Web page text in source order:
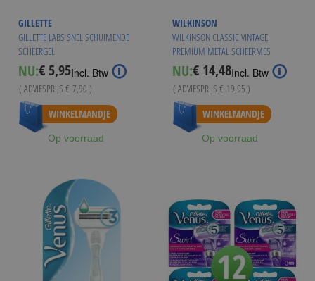
GILLETTE
GILLETTE LABS SNEL SCHUIMENDE
SCHEERGEL
NU:Special
Price
€ 5,95Incl. Btw
( ADVIESPRIJS € 7,90 )
Vanaf € 5,49
WINKELMANDJE
Op voorraad
WILKINSON
WILKINSON CLASSIC VINTAGE
PREMIUM METAL SCHEERMES
HOUDER INCL 5 MESJES
NU:Special
Price
€ 14,48Incl. Btw
( ADVIESPRIJS € 19,95 )
WINKELMANDJE
Op voorraad